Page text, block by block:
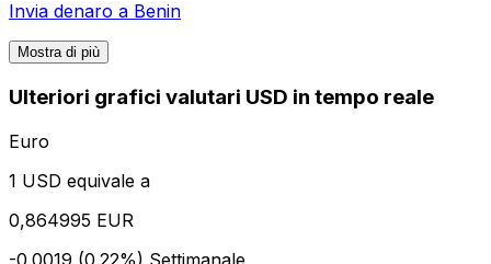
Invia denaro a Benin
Mostra di più
Ulteriori grafici valutari USD in tempo reale
Euro
1 USD equivale a
0,864995 EUR
-0.0019 (0.22%) Settimanale